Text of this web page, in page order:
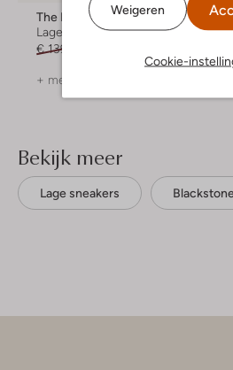
Weigeren
Cookie-
The Hoff Brand
Lage sneakers
€ 139,99
+ meer kleuren
Lage
Bekijk meer
Lage sneakers